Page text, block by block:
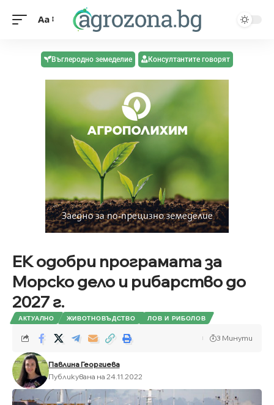
Aa
Въглеродно земеделие Консултантите говорят
ЕК одобри програмата за
Морско дело и рибарство до
2027 г.
АКТУАЛНО ЖИВОТНОВЪДСТВО ЛОВ И РИБОЛОВ
Павлина Георгиева
Публикувана на 24.11.2022
3 Минути